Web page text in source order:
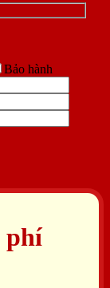
Bảo hành
phí